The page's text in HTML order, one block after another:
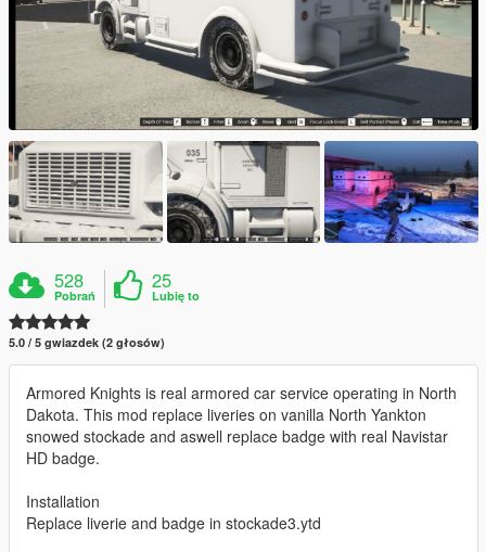
528
Pobrań
25
Lubię to
5.0 / 5 gwiazdek (2 głosów)
Armored Knights is real armored car service operating in North
Dakota. This mod replace liveries on vanilla North Yankton
snowed stockade and aswell replace badge with real Navistar
HD badge.
Installation
Replace liverie and badge in stockade3.ytd